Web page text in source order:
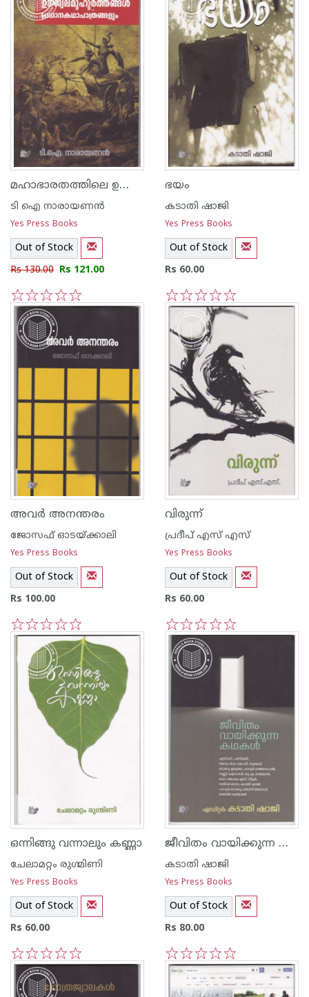
മഹാഭാരതത്തിലെ ഉജ്ജ്വലമുഹൂര്‍ത്തങ്ങള്‍ പ്രധാനകഥാപാത്രങ്ങളും
ടി ഐ നാരായണന്‍
Yes Press Books
Out of Stock
Rs 130.00 Rs 121.00
5
4
3
2
1
ഭയം
കടാതി ഷാജി
Yes Press Books
Out of Stock
Rs 60.00
5
4
3
2
1
അവര്‍ അനന്തരം
ജോസഫ് ഓടയ്ക്കാലി
Yes Press Books
Out of Stock
Rs 100.00
5
4
3
2
1
വിരുന്ന്
പ്രദീപ് എസ് എസ്
Yes Press Books
Out of Stock
Rs 60.00
5
4
3
2
1
ഒന്നിങ്ങു വന്നാലും കണ്ണാ
ചേലാമറ്റം രുഗ്മിണി
Yes Press Books
Out of Stock
Rs 60.00
5
4
3
2
1
ജീവിതം വായിക്കുന്ന കഥകള്‍
കടാതി ഷാജി
Yes Press Books
Out of Stock
Rs 80.00
5
4
3
2
1